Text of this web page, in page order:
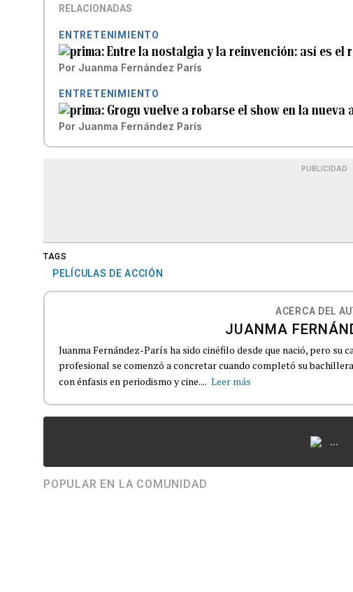
RELACIONADAS
ENTRETENIMIENTO
Entre la nostalgia y la reinvención: así es el
Por Juanma Fernández París
ENTRETENIMIENTO
Grogu vuelve a robarse el show en la nueva
Por Juanma Fernández París
PUBLICIDAD
TAGS
PELÍCULAS DE ACCIÓN
ACERCA DEL
JUANMA
Juanma Fernández-París ha sido cinéfilo desde que nació, pero su
profesional se comenzó a concretar cuando completó su
con énfasis en periodismo y cine.... Leer más
...
POPULAR EN LA COMUNIDAD